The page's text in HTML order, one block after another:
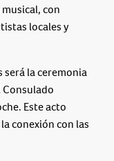
con
locales y
la ceremonia
Este acto
conexión con las